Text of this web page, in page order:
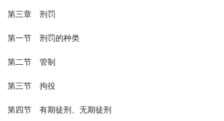
第三章　刑罚
第一节　刑罚的种类
第二节　管制
第三节　拘役
第四节　有期徒刑、无期徒刑